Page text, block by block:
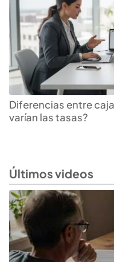
Diferencias entre
varían las tasas?
Últimos videos